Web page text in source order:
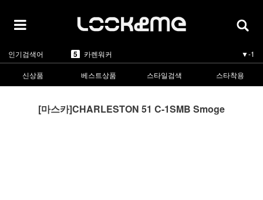
인기검색어 1 라피스센시블레 ▲5
2 마스카 ▲3
린드버그
4
1 라피스센시블레
신상품 베스트상품 스타일검색 스타착용
[마스카]CHARLESTON 51 C-1SMB Smoge